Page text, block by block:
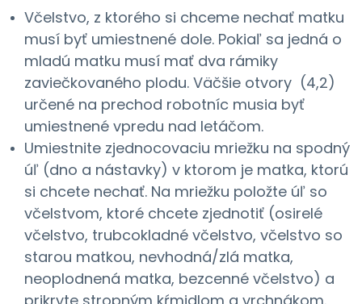
Včelstvo, z ktorého si chceme nechať matku
musí byť umiestnené dole. Pokiaľ sa jedná o
mladú matku musí mať dva rámiky
zaviečkovaného plodu. Väčšie otvory (4,2)
určené na prechod robotníc musia byť
umiestnené vpredu nad letáčom.
Umiestnite zjednocovaciu mriežku na spodný
úľ (dno a nástavky) v ktorom je matka, ktorú
si chcete nechať. Na mriežku položte úľ so
včelstvom, ktoré chcete zjednotiť (osirelé
včelstvo, trubcokladné včelstvo, včelstvo so
starou matkou, nevhodná/zlá matka,
neoplodnená matka, bezcenné včelstvo) a